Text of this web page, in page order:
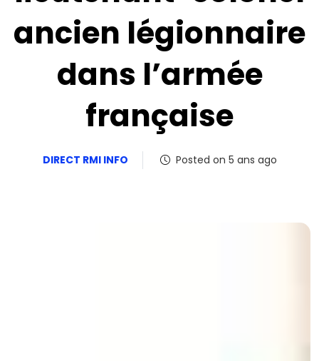
ancien légionnaire
dans l’armée
française
DIRECT RMI INFO Posted on 5 ans ago